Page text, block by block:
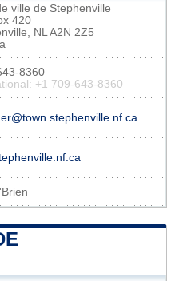
ville de Stephenville
420
NL A2N 2Z5
8360
+1 709-643-8360